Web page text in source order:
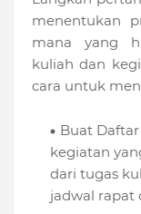
menentukan
mana yang
kuliah dan
cara untuk
Buat
kegiatan
dari tugas
jadwal rapat